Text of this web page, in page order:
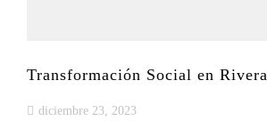
Transformación Social en Rivera
diciembre 23, 2023